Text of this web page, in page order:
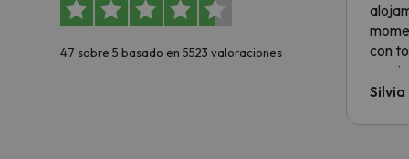
4.7 sobre 5 basado en 5523 valoraciones
con